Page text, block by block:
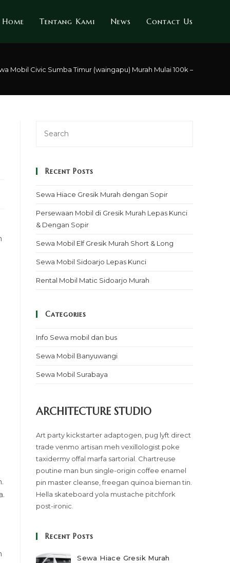
Home Tentang Kami News Contact Us
Mobil Civic Sumba Timur (waingapu) Murah Mulai 100k – Sopir &
Recent Posts
Sewa Hiace Gresik Murah dengan Sopir
Persewaan Mobil di Gresik Murah Lepas Kunci
& Dengan Sopir
Sewa Mobil Elf Gresik Murah Short & Long
Sewa Mobil Sidoarjo Lepas Kunci
Rental Mobil Matic Sidoarjo Murah
Categories
Info Sewa mobil dan bus
Sewa Mobil Banyuwangi
Sewa Mobil Surabaya
ARCHITECTURE STUDIO
Art party kickstarter adaptogen, pug lyft direct
trade venmo artisan meh vexillologist poke
taxidermy offal marfa sartorial. Chartreuse
poutine man bun single-origin coffee enamel
pin master cleanse, freegan quinoa bieman tin.
Hella skateboard yola mustache pitchfork
post-ironic.
Recent Posts
Sewa Hiace Gresik Murah